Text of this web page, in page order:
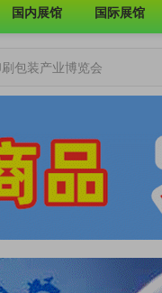
国内展馆 国际展馆
包装产业博览会